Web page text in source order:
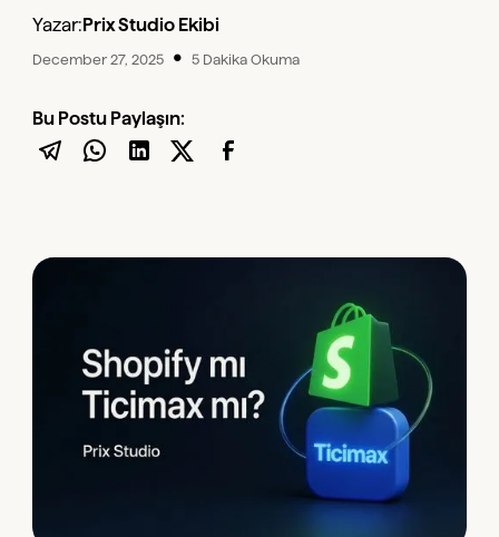
Yazar: Prix Studio Ekibi
December 27, 2025 • 5 Dakika Okuma
Bu Postu Paylaşın: